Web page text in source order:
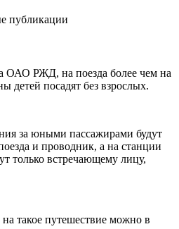
публикации
ОАО РЖД, на поезда более чем на
детей посадят без взрослых.
за юными пассажирами будут
и проводник, а на станции
только встречающему лицу,
такое путешествие можно в